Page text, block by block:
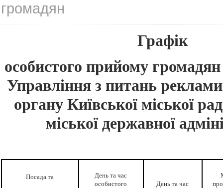
громадян
Графік
особистого прийому
Управління з питань
органу Київської міської
міської державної
Посада та
День та час
особистого
День та час